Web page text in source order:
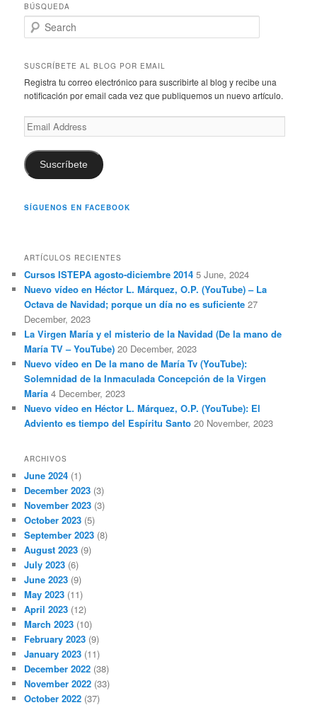
BÚSQUEDA
e
r
h
SUSCRÍBETE AL BLOG POR EMAIL
Registra tu correo electrónico para suscribirte al blog y recibe una
notificación por email cada vez que publiquemos un nuevo artículo.
Email
Address
Suscríbete
SÍGUENOS EN FACEBOOK
ARTÍCULOS RECIENTES
Cursos ISTEPA agosto-diciembre 2014 5 June, 2024
Nuevo vídeo en Héctor L. Márquez, O.P. (YouTube) – La
Octava de Navidad; porque un día no es suficiente 27
December, 2023
La Virgen María y el misterio de la Navidad (De la mano de
María TV – YouTube) 20 December, 2023
Nuevo vídeo en De la mano de María Tv (YouTube):
Solemnidad de la Inmaculada Concepción de la Virgen
María 4 December, 2023
Nuevo vídeo en Héctor L. Márquez, O.P. (YouTube): El
Adviento es tiempo del Espíritu Santo 20 November, 2023
ARCHIVOS
June 2024 (1)
December 2023 (3)
November 2023 (3)
October 2023 (5)
September 2023 (8)
August 2023 (9)
July 2023 (6)
June 2023 (9)
May 2023 (11)
April 2023 (12)
March 2023 (10)
February 2023 (9)
January 2023 (11)
December 2022 (38)
November 2022 (33)
October 2022 (37)